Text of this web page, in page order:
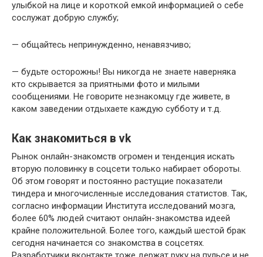
улыбкой на лице и короткой емкой информацией о себе
сослужат добрую службу;
— общайтесь непринужденно, ненавязчиво;
— будьте осторожны! Вы никогда не знаете наверняка
кто скрывается за приятными фото и милыми
сообщениями. Не говорите незнакомцу где живете, в
каком заведении отдыхаете каждую субботу и т.д.
Как знакомиться в vk
Рынок онлайн-знакомств огромен и тенденция искать
вторую половинку в соцсети только набирает обороты.
Об этом говорят и постоянно растущие показатели
тиндера и многочисленные исследования статистов. Так,
согласно информации Института исследований мозга,
более 60% людей считают онлайн-знакомства идеей
крайне положительной. Более того, каждый шестой брак
сегодня начинается со знакомства в соцсетях.